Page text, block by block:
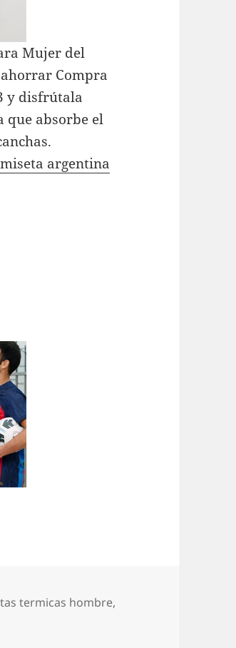
Mujer del
Compra
y disfrútala
que absorbe el
argentina
termicas hombre,